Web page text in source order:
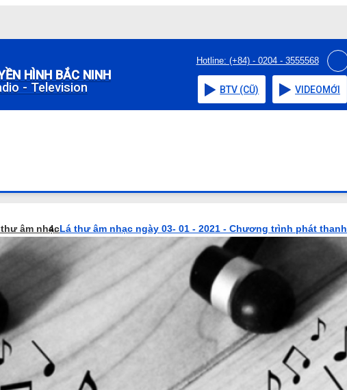
HÌNH BẮC NINH
- Television
Hotline: (+84) - 0204 - 3555568
BTV (CŨ) VIDEOMỚI
âm nhạcLá thư âm nhạc ngày 03- 01 - 2021 - Chương trình phát thanh